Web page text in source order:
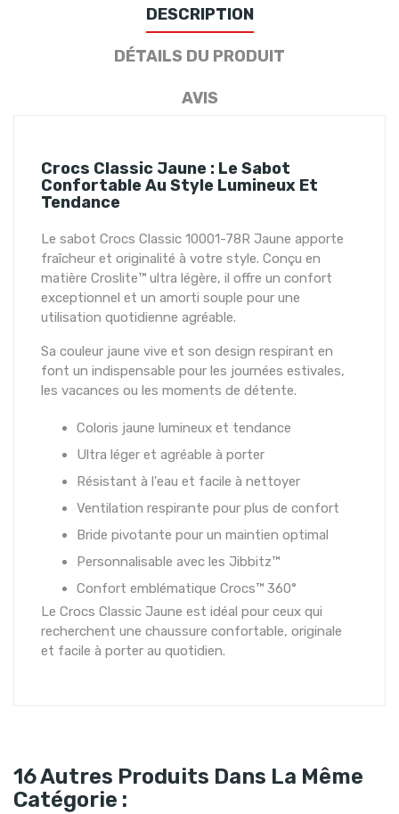
DESCRIPTION
DÉTAILS DU PRODUIT
AVIS
Crocs Classic Jaune : Le Sabot
Confortable Au Style Lumineux Et
Tendance
Le sabot Crocs Classic 10001-78R Jaune apporte
fraîcheur et originalité à votre style. Conçu en
matière Croslite™ ultra légère, il offre un confort
exceptionnel et un amorti souple pour une
utilisation quotidienne agréable.
Sa couleur jaune vive et son design respirant en
font un indispensable pour les journées estivales,
les vacances ou les moments de détente.
Coloris jaune lumineux et tendance
Ultra léger et agréable à porter
Résistant à l'eau et facile à nettoyer
Ventilation respirante pour plus de confort
Bride pivotante pour un maintien optimal
Personnalisable avec les Jibbitz™
Confort emblématique Crocs™ 360°
Le Crocs Classic Jaune est idéal pour ceux qui
recherchent une chaussure confortable, originale
et facile à porter au quotidien.
16 Autres Produits Dans La Même
Catégorie :